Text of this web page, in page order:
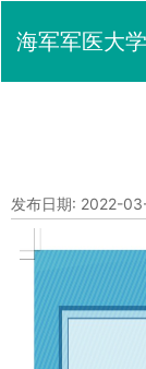
海军军医大
发布日期: 2022-